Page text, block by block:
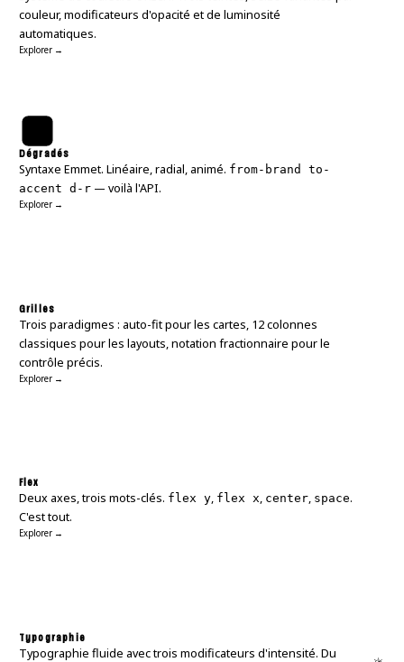
couleur, modificateurs d'opacité et de luminosité
automatiques.
Explorer →
Dégradés
Syntaxe Emmet. Linéaire, radial, animé. from-brand to-
accent d-r— voilà l'API.
Explorer →
Grilles
Trois paradigmes : auto-fit pour les cartes, 12 colonnes
classiques pour les layouts, notation fractionnaire pour le
contrôle précis.
Explorer →
Flex
Deux axes, trois mots-clés. flex y, flex x, center, space.
C'est tout.
Explorer →
Typographie
Typographie fluide avec trois modificateurs d'intensité. Du